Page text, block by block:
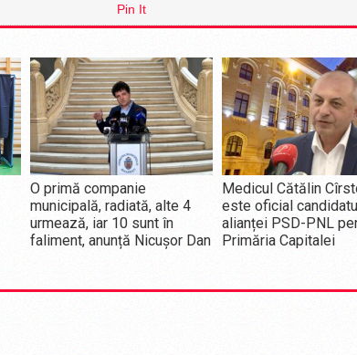
Pin It
O primă companie
municipală, radiată, alte 4
urmează, iar 10 sunt în
faliment, anunță Nicușor Dan
Medicul Cătălin
este oficial
alianței PSD-PNL
Primăria Capitalei